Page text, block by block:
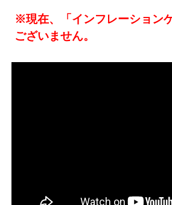
※現在、「インフレーション
ございません。